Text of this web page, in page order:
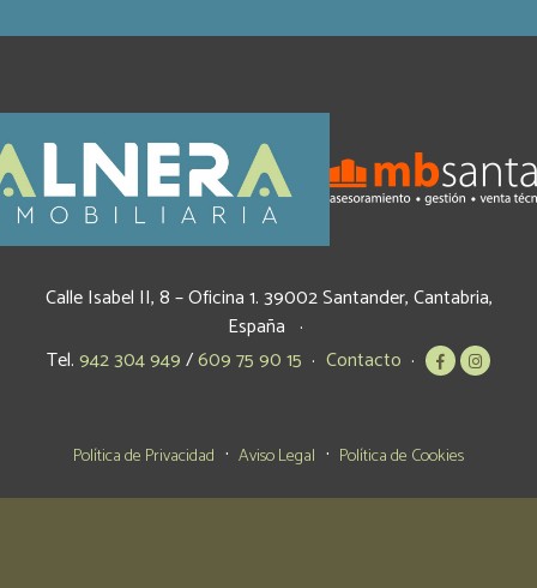
Calle Isabel II, 8 – Oficina 1.39002Santander,Cantabria,
España
Tel.942 304 949/609 75 90 15 Contacto
Política de Privacidad Aviso Legal Política de Cookies